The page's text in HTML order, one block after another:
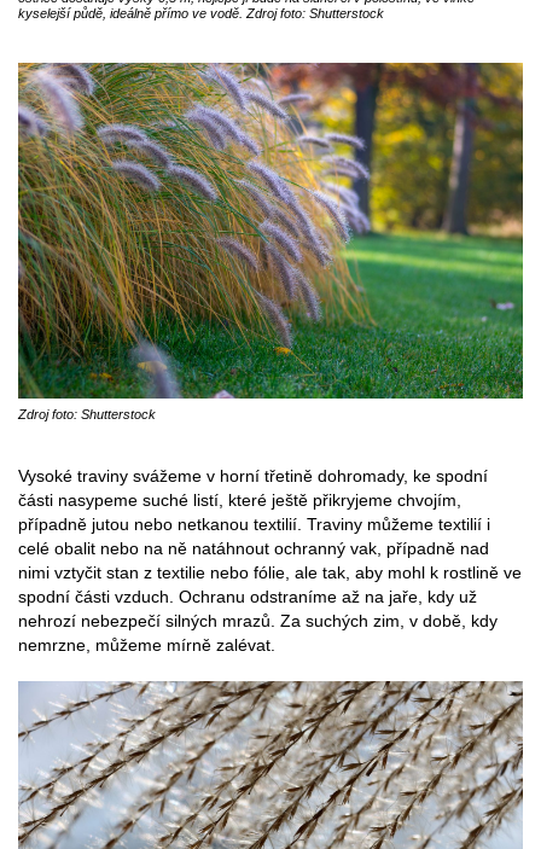
kyselejší půdě, ideálně přímo ve vodě. Zdroj foto: Shutterstock
Zdroj foto: Shutterstock
Vysoké traviny svážeme v horní třetině dohromady, ke spodní
části nasypeme suché listí, které ještě přikryjeme chvojím,
případně jutou nebo netkanou textilií. Traviny můžeme textilií i
celé obalit nebo na ně natáhnout ochranný vak, případně nad
nimi vztyčit stan z textilie nebo fólie, ale tak, aby mohl k rostlině ve
spodní části vzduch. Ochranu odstraníme až na jaře, kdy už
nehrozí nebezpečí silných mrazů. Za suchých zim, v době, kdy
nemrzne, můžeme mírně zalévat.